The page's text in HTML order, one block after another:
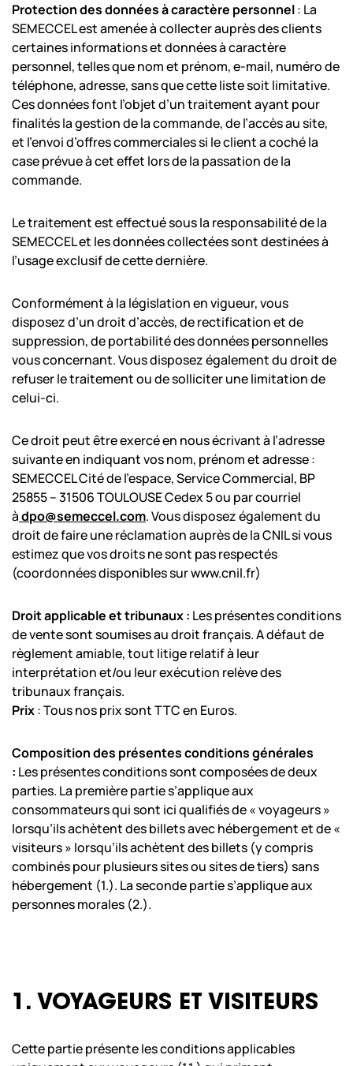
Protection des données à caractère personnel: La
SEMECCEL est amenée à collecter auprès des clients
certaines informations et données à caractère
personnel, telles que nom et prénom, e-mail, numéro de
téléphone, adresse, sans que cette liste soit limitative.
Ces données font l’objet d’un traitement ayant pour
finalités la gestion de la commande, de l’accès au site,
et l’envoi d’offres commerciales si le client a coché la
case prévue à cet effet lors de la passation de la
commande.
Le traitement est effectué sous la responsabilité de la
SEMECCEL et les données collectées sont destinées à
l’usage exclusif de cette dernière.
Conformément à la législation en vigueur, vous
disposez d’un droit d’accès, de rectification et de
suppression, de portabilité des données personnelles
vous concernant. Vous disposez également du droit de
refuser le traitement ou de solliciter une limitation de
celui-ci.
Ce droit peut être exercé en nous écrivant à l’adresse
suivante en indiquant vos nom, prénom et adresse :
SEMECCEL Cité de l’espace, Service Commercial, BP
25855 – 31506 TOULOUSE Cedex 5 ou par courriel
àdpo@semeccel.com. Vous disposez également du
droit de faire une réclamation auprès de la CNIL si vous
estimez que vos droits ne sont pas respectés
(coordonnées disponibles sur www.cnil.fr)
Droit applicable et tribunaux : Les présentes conditions
de vente sont soumises au droit français. A défaut de
règlement amiable, tout litige relatif à leur
interprétation et/ou leur exécution relève des
tribunaux français.
Prix: Tous nos prix sont TTC en Euros.
Composition des présentes conditions générales
: Les présentes conditions sont composées de deux
parties. La première partie s’applique aux
consommateurs qui sont ici qualifiés de « voyageurs »
lorsqu’ils achètent des billets avec hébergement et de «
visiteurs » lorsqu’ils achètent des billets (y compris
combinés pour plusieurs sites ou sites de tiers) sans
hébergement (1.). La seconde partie s’applique aux
personnes morales (2.).
1. VOYAGEURS ET VISITEURS
Cette partie présente les conditions applicables